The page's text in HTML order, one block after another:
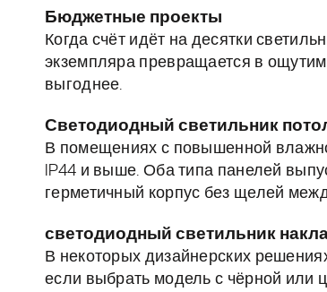
Бюджетные проекты
Когда счёт идёт на десятки
экземпляра превращается в
выгоднее.
Светодиодный светильник
В помещениях с повышенной
IP44 и выше. Оба типа панелей
герметичный корпус без щелей
светодиодный светильник
В некоторых дизайнерских
если выбрать модель с чёрной или